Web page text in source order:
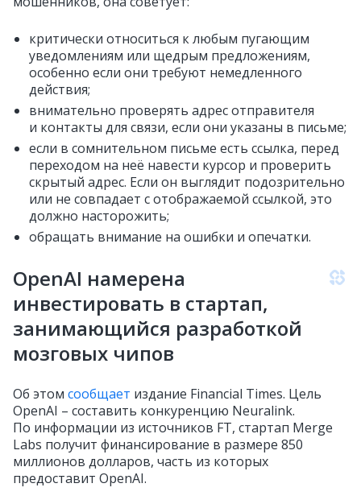
критически относиться к любым пугающим
уведомлениям или щедрым предложениям,
особенно если они требуют немедленного
действия;
внимательно проверять адрес отправителя
и контакты для связи, если они указаны в письме;
если в сомнительном письме есть ссылка, перед
переходом на неё навести курсор и проверить
скрытый адрес. Если он выглядит подозрительно
или не совпадает с отображаемой ссылкой, это
должно насторожить;
обращать внимание на ошибки и опечатки.
OpenAI намерена
инвестировать в стартап,
занимающийся разработкой
мозговых чипов
Об этом сообщает издание Financial Times. Цель
OpenAI – составить конкуренцию Neuralink.
По информации из источников FT, стартап Merge
Labs получит финансирование в размере 850
миллионов долларов, часть из которых
предоставит OpenAI.